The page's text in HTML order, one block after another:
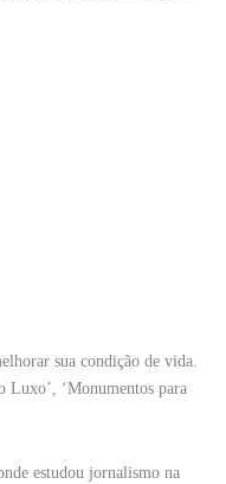
sua condição de vida.
Luxo’, ‘Monumentos para
estudou jornalismo na